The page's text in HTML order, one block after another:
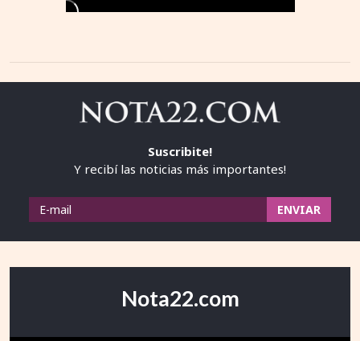
Suscribite!
Y recibí las noticias más importantes!
Nota22.com